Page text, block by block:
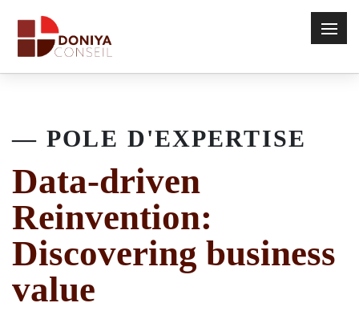
POLE D'EXPERTISE
Data-driven
Reinvention:
Discovering business
value